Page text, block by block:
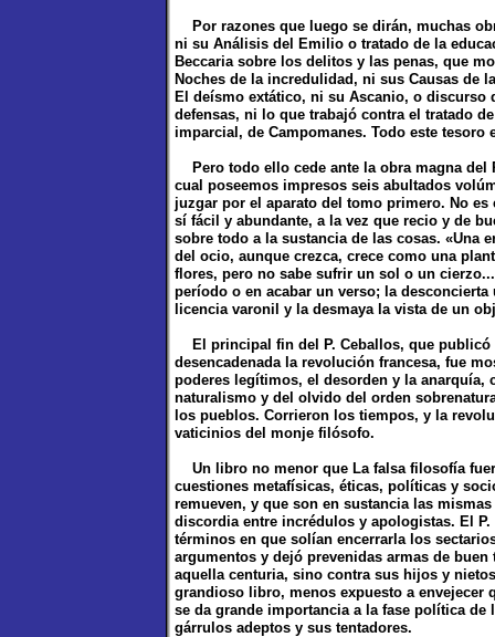
Por razones que luego se dirán, muchas
ni su Análisis del Emilio o tratado de la
Beccaria sobre los delitos y las penas, que
Noches de la incredulidad, ni sus Causas de
El deísmo extático, ni su Ascanio, o
defensas, ni lo que trabajó contra el tratado
imparcial, de Campomanes. Todo este
Pero todo ello cede ante la obra magna del
cual poseemos impresos seis abultados
juzgar por el aparato del tomo primero. No
sí fácil y abundante, a la vez que recio y de
sobre todo a la sustancia de las cosas. «Una
del ocio, aunque crezca, crece como una
flores, pero no sabe sufrir un sol o un
período o en acabar un verso; la
licencia varonil y la desmaya la vista de un
El principal fin del P. Ceballos, que publicó
desencadenada la revolución francesa, fue
poderes legítimos, el desorden y la
naturalismo y del olvido del orden
los pueblos. Corrieron los tiempos, y la
vaticinios del monje filósofo.
Un libro no menor que La falsa filosofía
cuestiones metafísicas, éticas, políticas y
remueven, y que son en sustancia las
discordia entre incrédulos y apologistas. El
términos en que solían encerrarla los
argumentos y dejó prevenidas armas de
aquella centuria, sino contra sus hijos y
grandioso libro, menos expuesto a
se da grande importancia a la fase política
gárrulos adeptos y sus tentadores.